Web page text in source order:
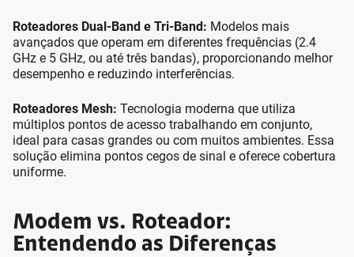
Roteadores Dual-Band e Tri-Band: Modelos mais
avançados que operam em diferentes frequências (2.4
GHz e 5 GHz, ou até três bandas), proporcionando melhor
desempenho e reduzindo interferências.
Roteadores Mesh: Tecnologia moderna que utiliza
múltiplos pontos de acesso trabalhando em conjunto,
ideal para casas grandes ou com muitos ambientes. Essa
solução elimina pontos cegos de sinal e oferece cobertura
uniforme.
Modem vs. Roteador:
Entendendo as Diferenças